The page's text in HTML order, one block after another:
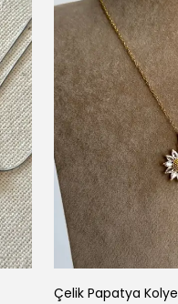
Çelik Papatya Kolye